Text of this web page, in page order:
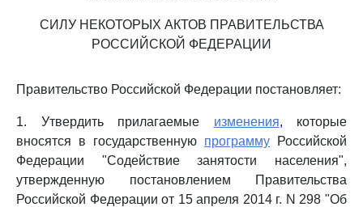
СИЛУ НЕКОТОРЫХ АКТОВ ПРАВИТЕЛЬСТВА
РОССИЙСКОЙ ФЕДЕРАЦИИ
Правительство Российской Федерации постановляет:
1. Утвердить прилагаемые изменения, которые
вносятся в государственную программу Российской
Федерации "Содействие занятости населения",
утвержденную постановлением Правительства
Российской Федерации от 15 апреля 2014 г. N 298 "Об